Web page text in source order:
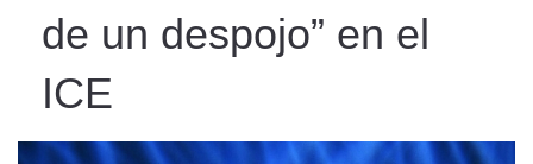
de un despojo” en el
ICE